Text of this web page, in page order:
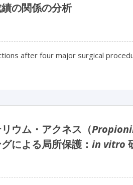
の関係の分析
after four major surgical
ウム・アクネス（
による局所保護： in vitro